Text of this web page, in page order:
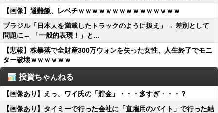
【画像】避難飯、レベチｗｗｗｗｗｗｗｗｗｗｗｗｗｗｗ
ブラジル「日本人を満載したトラックのように扱え」→ 差別として
問題に→ 「一般的表現！」と...
【悲報】株暴落で全財産300万ウォンを失った女性、人生終了でモニ
ター破壊ｗｗｗｗｗｗ
投資ちゃんねる
【画像あり】えっ、ワイ氏の「貯金」・・・多すぎ・・・？
【画像あり】タイミーで行った会社に「直雇用のバイト」で行った結